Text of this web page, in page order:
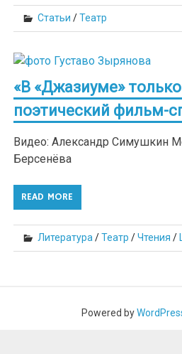
Статьи /Театр
«В «Джазиуме»
поэтический фильм-
Видео: Александр Симушкин
Берсенёва
READ MORE
Литература /Театр /Чтения /
Powered by